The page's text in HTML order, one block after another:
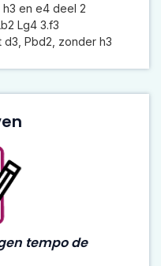
en e4 deel 2
Lg4 3.f3
d3, Pbd2, zonder h3
tempo de